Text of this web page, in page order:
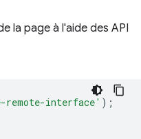
la page à l'aide des API
remote-interface' );